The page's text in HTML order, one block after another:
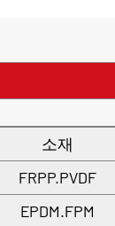
소재
FRPP.PVDF
EPDM.FPM